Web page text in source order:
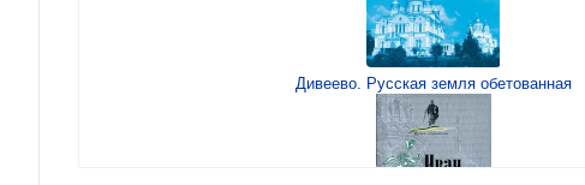
Дивеево. Русская земля обетованная